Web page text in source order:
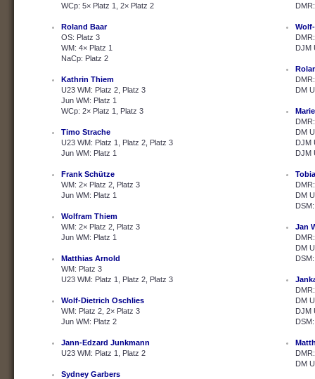
WCp: 5× Platz 1, 2× Platz 2
Roland Baar
OS: Platz 3
WM: 4× Platz 1
NaCp: Platz 2
Kathrin Thiem
U23 WM: Platz 2, Platz 3
Jun WM: Platz 1
WCp: 2× Platz 1, Platz 3
Timo Strache
U23 WM: Platz 1, Platz 2, Platz 3
Jun WM: Platz 1
Frank Schütze
WM: 2× Platz 2, Platz 3
Jun WM: Platz 1
Wolfram Thiem
WM: 2× Platz 2, Platz 3
Jun WM: Platz 1
Matthias Arnold
WM: Platz 3
U23 WM: Platz 1, Platz 2, Platz 3
Wolf-Dietrich Oschlies
WM: Platz 2, 2× Platz 3
Jun WM: Platz 2
Jann-Edzard Junkmann
U23 WM: Platz 1, Platz 2
Sydney Garbers
DJM
DM
DM
DJM
DJM
DM
Jan
DM
DM
DJM
DM